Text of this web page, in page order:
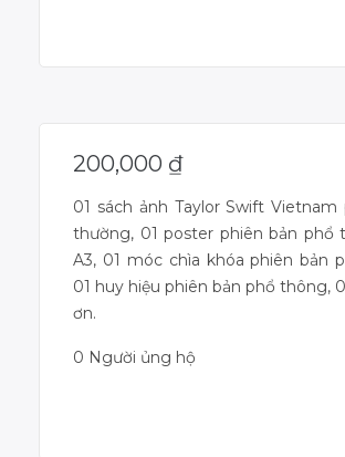
200,000 ₫
01 sách ảnh Taylor Swift Vietnam
thường, 01 poster phiên bản phổ
A3, 01 móc chìa khóa phiên bản
01 huy hiệu phiên bản phổ thông,
ơn.
0 Người ủng hộ